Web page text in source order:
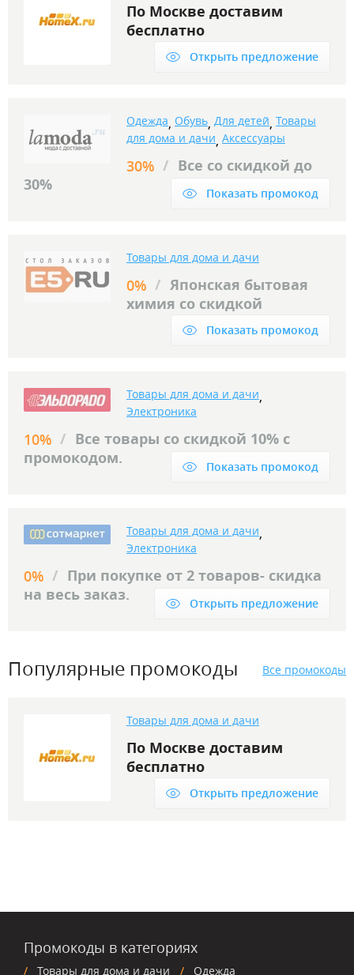
По Москве доставим
бесплатно
Открыть предложение
Одежда, Обувь, Для детей, Товары
для дома и дачи, Аксессуары
30% / Все со скидкой до
30%
Показать промокод
Товары для дома и дачи
0% / Японская бытовая
химия со скидкой
Показать промокод
Товары для дома и дачи,
Электроника
10% / Все товары со скидкой 10% с
промокодом.
Показать промокод
Товары для дома и дачи,
Электроника
0% / При покупке от 2 товаров- скидка
на весь заказ.
Открыть предложение
Популярные промокоды Все промокоды
Товары для дома и дачи
По Москве доставим
бесплатно
Открыть предложение
Промокоды в категориях
Товары для дома и дачи Одежда